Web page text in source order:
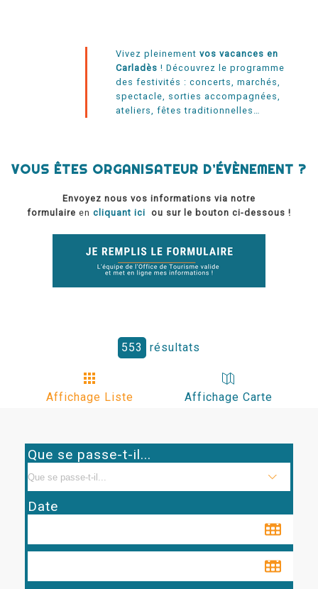
Vivez pleinement vos vacances en
Carladès ! Découvrez le programme
des festivités : concerts, marchés,
spectacle, sorties accompagnées,
ateliers, fêtes traditionnelles…
VOUS ÊTES ORGANISATEUR D’ÉVÈNEMENT ?
Envoyez nous vos informations via notre
formulaire en cliquant ici ou sur le bouton ci-dessous !
553 résultats
Affichage Liste Affichage Carte
Que se passe-t-il...
Date